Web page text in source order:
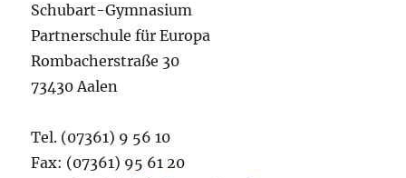
Schubart-Gymnasium
Partnerschule für Europa
Rombacherstraße 30
73430 Aalen
Tel. (07361) 9 56 10
Fax: (07361) 95 61 20